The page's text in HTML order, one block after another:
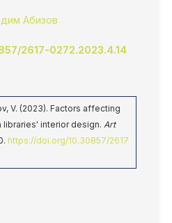
Абизов
2617-0272.2023.4.14
V. (2023). Factors affectіng
іnterіor desіgn. Art
https://doi.org/10.30857/2617